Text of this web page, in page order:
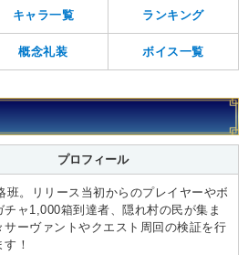
キャラ一覧 ランキング
概念礼装 ボイス一覧
プロフィール
班。リリース当初からのプレイヤーやボ
チャ1,000箱到達者、隠れ村の民が集ま
サーヴァントやクエスト周回の検証を行
！